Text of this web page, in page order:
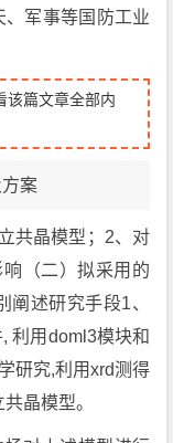
军事等国防工业
该篇文章全部内
案
共晶模型；2、对
（二）拟采用的
述研究手段1、
利用doml3模块和
研究,利用xrd测得
晶模型。